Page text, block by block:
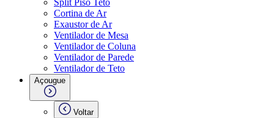
Split Piso Teto
Cortina de Ar
Exaustor de Ar
Ventilador de Mesa
Ventilador de Coluna
Ventilador de Parede
Ventilador de Teto
Açougue
Voltar